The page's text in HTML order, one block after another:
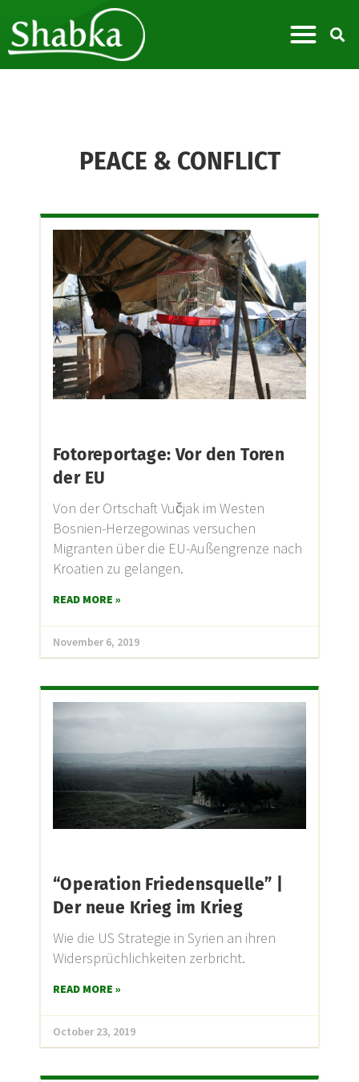
PEACE & CONFLICT
Fotoreportage: Vor den Toren
der EU
Von der Ortschaft Vučjak im Westen
Bosnien-Herzegowinas versuchen
Migranten über die EU-Außengrenze nach
Kroatien zu gelangen.
READ MORE »
November 6, 2019
“Operation Friedensquelle” |
Der neue Krieg im Krieg
Wie die US Strategie in Syrien an ihren
Widersprüchlichkeiten zerbricht.
READ MORE »
October 23, 2019